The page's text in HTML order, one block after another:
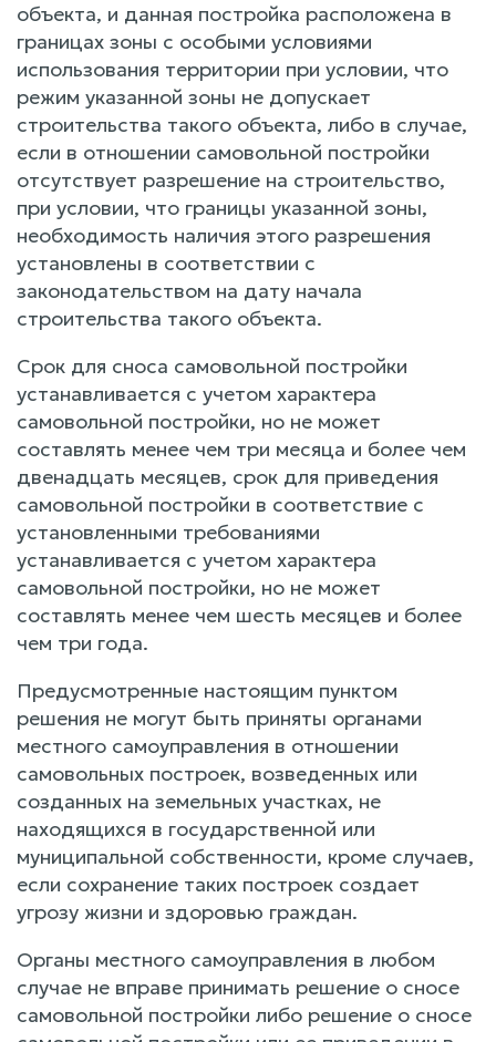
объекта, и данная постройка расположена в
границах зоны с особыми условиями
использования территории при условии, что
режим указанной зоны не допускает
строительства такого объекта, либо в случае,
если в отношении самовольной постройки
отсутствует разрешение на строительство,
при условии, что границы указанной зоны,
необходимость наличия этого разрешения
установлены в соответствии с
законодательством на дату начала
строительства такого объекта.
Срок для сноса самовольной постройки
устанавливается с учетом характера
самовольной постройки, но не может
составлять менее чем три месяца и более чем
двенадцать месяцев, срок для приведения
самовольной постройки в соответствие с
установленными требованиями
устанавливается с учетом характера
самовольной постройки, но не может
составлять менее чем шесть месяцев и более
чем три года.
Предусмотренные настоящим пунктом
решения не могут быть приняты органами
местного самоуправления в отношении
самовольных построек, возведенных или
созданных на земельных участках, не
находящихся в государственной или
муниципальной собственности, кроме случаев,
если сохранение таких построек создает
угрозу жизни и здоровью граждан.
Органы местного самоуправления в любом
случае не вправе принимать решение о сносе
самовольной постройки либо решение о сносе